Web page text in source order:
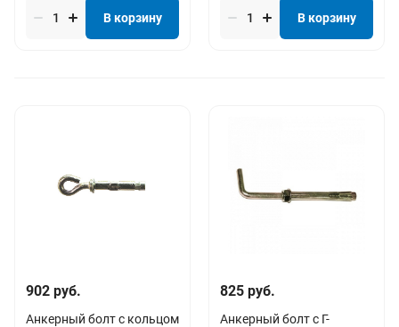
В корзину В корзину
902 руб.
Анкерный болт с кольцом
825 руб.
Анкерный болт c Г-